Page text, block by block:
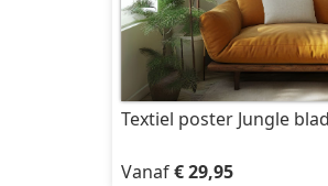
Textiel poster Jungle
Vanaf€ 29,95